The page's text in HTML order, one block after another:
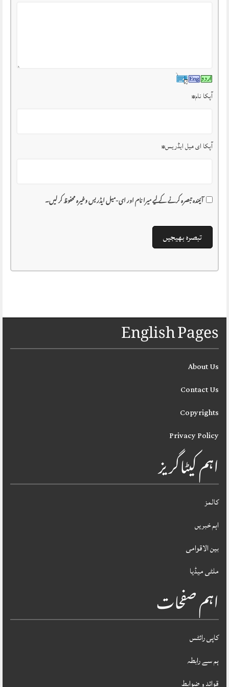
آپکا نام*
آپکا ای میل ایڈریس*
آئیندہ تبصرہ کرنے کے لیے میرا نام اور ای-میل ایڈریس وغیرہ محفوظ کر لیں۔
English Pages
About Us
Contact Us
Copyrights
Privacy Policy
اہم کیٹاگریز
کالمز
اہم خبریں
بین الاقوامی
ملٹی میڈیا
اہم صفحات
کاپی رائٹس
ہم سے رابطہ
قوائد و ضوابط